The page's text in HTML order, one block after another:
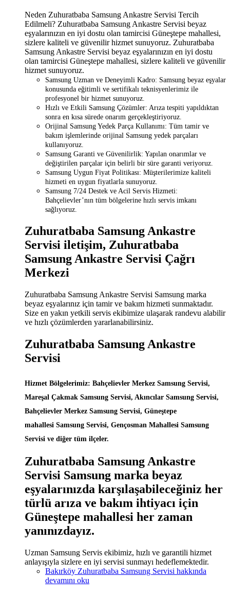
Neden Zuhuratbaba Samsung Ankastre Servisi Tercih
Edilmeli? Zuhuratbaba Samsung Ankastre Servisi beyaz
eşyalarınızın en iyi dostu olan tamircisi Güneştepe mahallesi,
sizlere kaliteli ve güvenilir hizmet sunuyoruz. Zuhuratbaba
Samsung Ankastre Servisi beyaz eşyalarınızın en iyi dostu
olan tamircisi Güneştepe mahallesi, sizlere kaliteli ve güvenilir
hizmet sunuyoruz.
Samsung Uzman ve Deneyimli Kadro: Samsung beyaz eşyalar
konusunda eğitimli ve sertifikalı teknisyenlerimiz ile
profesyonel bir hizmet sunuyoruz.
Hızlı ve Etkili Samsung Çözümler: Arıza tespiti yapıldıktan
sonra en kısa sürede onarım gerçekleştiriyoruz.
Orijinal Samsung Yedek Parça Kullanımı: Tüm tamir ve
bakım işlemlerinde orijinal Samsung yedek parçaları
kullanıyoruz.
Samsung Garanti ve Güvenilirlik: Yapılan onarımlar ve
değiştirilen parçalar için belirli bir süre garanti veriyoruz.
Samsung Uygun Fiyat Politikası: Müşterilerimize kaliteli
hizmeti en uygun fiyatlarla sunuyoruz.
Samsung 7/24 Destek ve Acil Servis Hizmeti:
Bahçelievler’nın tüm bölgelerine hızlı servis imkanı
sağlıyoruz.
Zuhuratbaba Samsung Ankastre
Servisi iletişim, Zuhuratbaba
Samsung Ankastre Servisi Çağrı
Merkezi
Zuhuratbaba Samsung Ankastre Servisi Samsung marka
beyaz eşyalarınız için tamir ve bakım hizmeti sunmaktadır.
Size en yakın yetkili servis ekibimize ulaşarak randevu alabilir
ve hızlı çözümlerden yararlanabilirsiniz.
Zuhuratbaba Samsung Ankastre
Servisi
Hizmet Bölgelerimiz: Bahçelievler Merkez Samsung Servisi,
Mareşal Çakmak Samsung Servisi, Akıncılar Samsung Servisi,
Bahçelievler Merkez Samsung Servisi, Güneştepe
mahallesi Samsung Servisi, Gençosman Mahallesi Samsung
Servisi ve diğer tüm ilçeler.
Zuhuratbaba Samsung Ankastre
Servisi Samsung marka beyaz
eşyalarınızda karşılaşabileceğiniz her
türlü arıza ve bakım ihtiyacı için
Güneştepe mahallesi her zaman
yanınızdayız.
Uzman Samsung Servis ekibimiz, hızlı ve garantili hizmet
anlayışıyla sizlere en iyi servisi sunmayı hedeflemektedir.
Bakırköy Zuhuratbaba Samsung Servisi hakkında
devamını oku